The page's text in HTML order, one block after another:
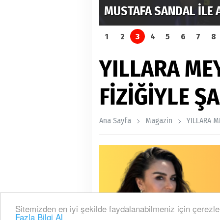
Sitemizden en iyi şekilde faydalanabilmeniz için
Fazla Bilgi Al
MUSTAFA SANDAL İLE
1 2 3 4 5 6 7 8
YILLARA
FİZİĞİYLE
Ana Sayfa Magazin YILLARA